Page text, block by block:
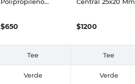
$650 $1200
Tee Tee
Verde Verde